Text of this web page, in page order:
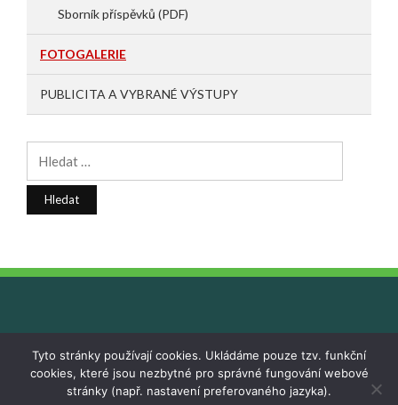
Sborník příspěvků (PDF)
FOTOGALERIE
PUBLICITA A VYBRANÉ VÝSTUPY
Copyright © 2026 OP VVV – SC1. All Rights Reserved.
Tyto stránky používají cookies. Ukládáme pouze tzv. funkční
cookies, které jsou nezbytné pro správné fungování webové
stránky (např. nastavení preferovaného jazyka).